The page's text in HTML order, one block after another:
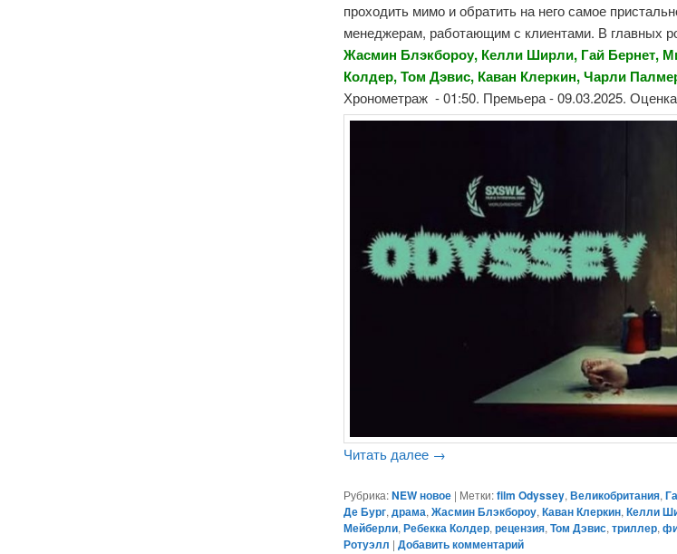
проходить мимо и обратить на него самое
менеджерам, работающим с клиентами. В главных
Жасмин Блэкбороу, Келли Ширли, Гай Бернет,
Колдер, Том Дэвис, Каван Клеркин, Чарли
Хронометраж - 01:50. Премьера - 09.03.2025.
Читать далее →
Рубрика: NEW новое | Метки: film Odyssey,Великобритания,
Де Бург,драма,Жасмин Блэкбороу,Каван Клеркин,Келли
Мейберли,Ребекка Колдер,рецензия,Том Дэвис,триллер,
Ротуэлл |Добавить комментарий